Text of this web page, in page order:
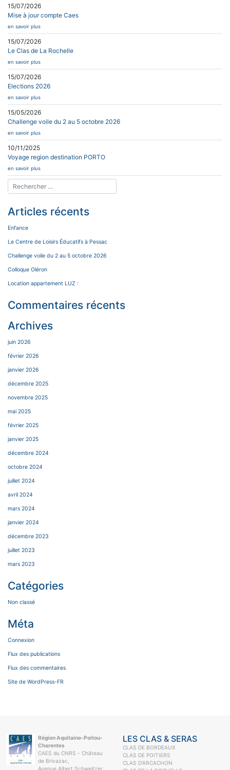
15/07/2026
Mise à jour compte Caes
en savoir plus
15/07/2026
Le Clas de La Rochelle
en savoir plus
15/07/2026
Elections 2026
en savoir plus
15/05/2026
Challenge voile du 2 au 5 octobre 2026
en savoir plus
10/11/2025
Voyage region destination PORTO
en savoir plus
Articles récents
Enfance
Le Centre de Loisirs Éducatifs à Pessac
Challenge voile du 2 au 5 octobre 2026
Colloque Oléron
Location appartement LUZ :
Commentaires récents
Archives
juin 2026
février 2026
janvier 2026
décembre 2025
novembre 2025
mai 2025
février 2025
janvier 2025
décembre 2024
octobre 2024
juillet 2024
avril 2024
mars 2024
janvier 2024
décembre 2023
juillet 2023
mars 2023
Catégories
Non classé
Méta
Connexion
Flux des publications
Flux des commentaires
Site de WordPress-FR
Région Aquitaine-Poitou-
Charentes
CAES du CNRS - Château
de Brivazac,
Avenue Albert Schweitzer,
LES CLAS & SERAS
CLAS DE BORDEAUX
CLAS DE POITIERS
CLAS D'ARCACHON